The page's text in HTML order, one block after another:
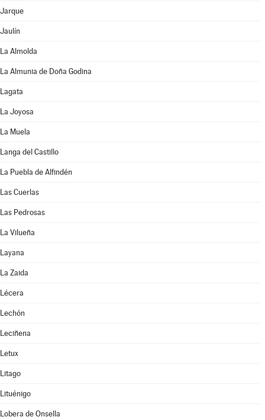
Jarque
Jaulín
La Almolda
La Almunia de Doña Godina
Lagata
La Joyosa
La Muela
Langa del Castillo
La Puebla de Alfindén
Las Cuerlas
Las Pedrosas
La Vilueña
Layana
La Zaida
Lécera
Lechón
Leciñena
Letux
Litago
Lituénigo
Lobera de Onsella